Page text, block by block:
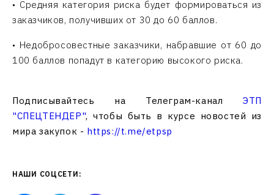
• Средняя категория риска будет формироваться из
заказчиков, получивших от 30 до 60 баллов.
• Недобросовестные заказчики, набравшие от 60 до
100 баллов попадут в категорию высокого риска.
Подписывайтесь на Телеграм-каналЭТП
"СПЕЦТЕНДЕР", чтобы быть в курсе новостей из
мира закупок - https://t.me/etpsp
НАШИ СОЦСЕТИ: